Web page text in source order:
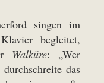
singen im
begleitet,
Walküre: „Wer
das